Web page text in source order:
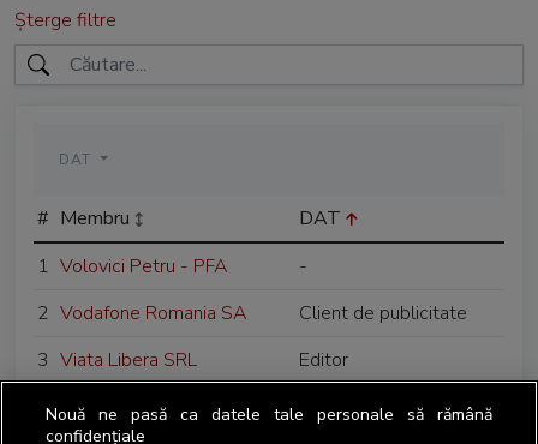
Șterge filtre
DAT
# Membru
DAT
1 Volovici Petru - PFA
-
2 Vodafone Romania SA
Client de publicitate
3 Viata Libera SRL Editor
Nouă ne pasă ca datele tale personale să rămână
confidențiale